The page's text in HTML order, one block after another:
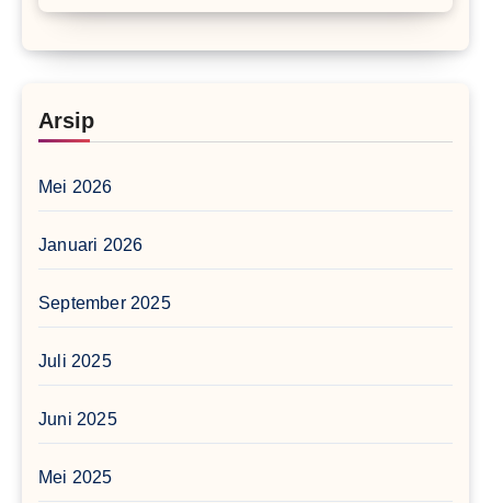
Arsip
Mei 2026
Januari 2026
September 2025
Juli 2025
Juni 2025
Mei 2025